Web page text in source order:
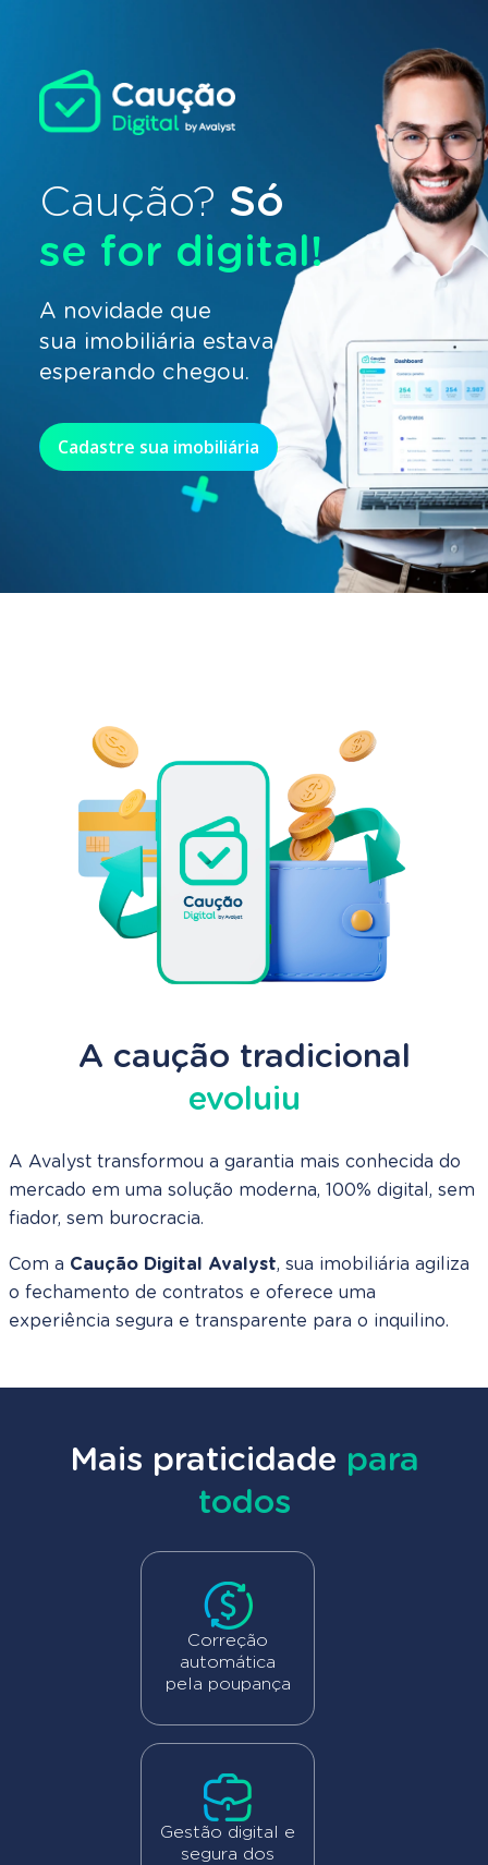
Caução? Só
se for digital!
A novidade que
sua imobiliária estava
esperando chegou.
Cadastre sua imobiliária
A caução tradicional
evoluiu
A Avalyst transformou a garantia mais conhecida do
mercado em uma solução moderna, 100% digital, sem
fiador, sem burocracia.
Com a Caução Digital Avalyst, sua imobiliária agiliza
o fechamento de contratos e oferece uma
experiência segura e transparente para o inquilino.
Mais praticidade para
todos
Correção
automática
pela poupança
Gestão digital e
segura dos